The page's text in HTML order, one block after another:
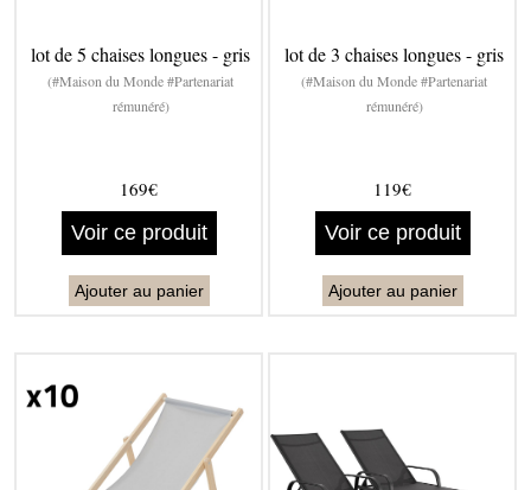
lot de 5 chaises longues - gris
(#Maison du Monde #Partenariat
rémunéré)
169€
Voir ce produit
Ajouter au panier
lot de 3 chaises longues - gris
(#Maison du Monde #Partenariat
rémunéré)
119€
Voir ce produit
Ajouter au panier